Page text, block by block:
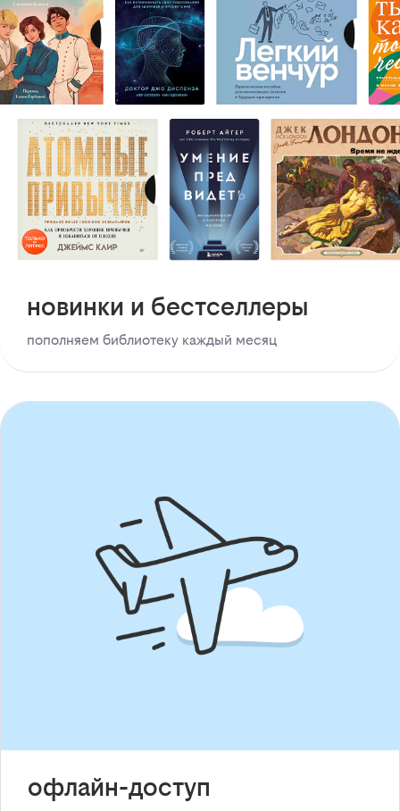
новинки и бестселлеры
пополняем библиотеку каждый месяц
офлайн-доступ